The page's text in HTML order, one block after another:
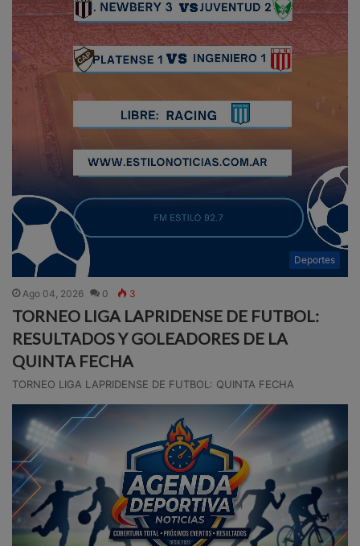
Deportes
Ago 04, 2026 0 3
TORNEO LIGA LAPRIDENSE DE FUTBOL:
RESULTADOS Y GOLEADORES DE LA
QUINTA FECHA
TORNEO LIGA LAPRIDENSE DE FUTBOL: QUINTA FECHA